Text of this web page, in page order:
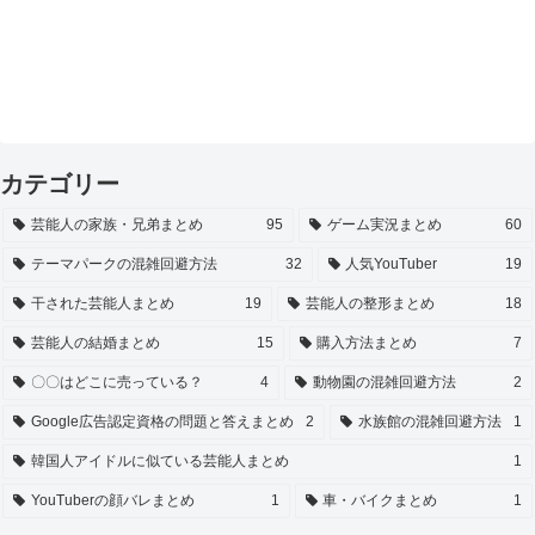
カテゴリー
芸能人の家族・兄弟まとめ 95 ゲーム実況まとめ 60
テーマパークの混雑回避方法 32 人気YouTuber 19
干された芸能人まとめ 19 芸能人の整形まとめ 18
芸能人の結婚まとめ 15 購入方法まとめ 7
〇〇はどこに売っている？ 4 動物園の混雑回避方法 2
Google広告認定資格の問題と答えまとめ 2 水族館の混雑回避方法 1
韓国人アイドルに似ている芸能人まとめ 1
YouTuberの顔バレまとめ 1 車・バイクまとめ 1